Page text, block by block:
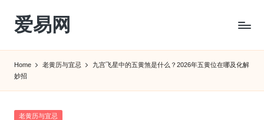
Skip
content
爱易网
阳
农
Home 老黄历与宜忌
九宫飞星中的五黄煞是什么？2026年五黄位在哪及化解
妙招
Posted
老黄历与宜忌